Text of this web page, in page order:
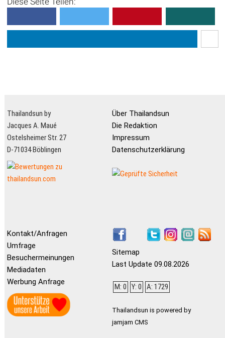
Thailandsun by
Jacques A. Maué
Ostelsheimer Str. 27
D-71034 Böblingen
Über Thailandsun
Die Redaktion
Impressum
Datenschutzerklärung
Kontakt/Anfragen
Umfrage
Besuchermeinungen
Mediadaten
Werbung Anfrage
Sitemap
Last Update 09.08.2026
M: 0 Y: 0 A: 1729
Thailandsun is powered by
jamjam CMS